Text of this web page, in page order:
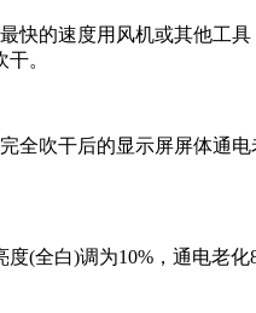
的速度用风机或其他工具
。
吹干后的显示屏屏体通电
白)调为10%，通电老化8-